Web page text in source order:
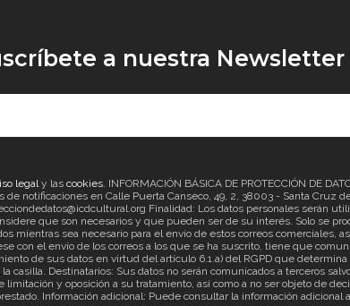
a nuestra Newsletter
legaly las cookies. INFORMACIÓN BÁSICA DE PROTECCIÓN DE
de notificaciones en Calle Puerta Canseco, 49, 2, 38003 - Santa Cruz
Finalidad: Los datos personales serán
que son necesarios y que pueden ser de su interés. Solo se
mientras sea necesario para el envío de estos correos comerciales,
con el envío de los correos a los que se ha suscrito, tiene que
de sus datos en virtud del artículo 6.1.a) del RGPD que
casilla. Destinatarios: Sus datos no serán comunicados a terceros
y oposición a su tratamiento, así como a no ser objeto de
Información adicional: Puede consultar la información adicional